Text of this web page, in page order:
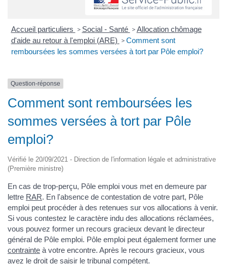
Accueil particuliers > Social - Santé > Allocation chômage
d'aide au retour à l'emploi (ARE) > Comment sont
remboursées les sommes versées à tort par Pôle emploi?
Question-réponse
Comment sont remboursées les
sommes versées à tort par Pôle
emploi?
Vérifié le 20/09/2021 - Direction de l'information légale et administrative
(Première ministre)
En cas de trop-perçu, Pôle emploi vous met en demeure par
lettre RAR. En l'absence de contestation de votre part, Pôle
emploi peut procéder à des retenues sur vos allocations à venir.
Si vous contestez le caractère indu des allocations réclamées,
vous pouvez former un recours gracieux devant le directeur
général de Pôle emploi. Pôle emploi peut également former une
contrainte à votre encontre. Après le recours gracieux, vous
avez le droit de saisir le tribunal compétent.